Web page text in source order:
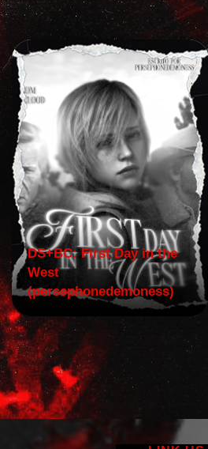
DS+BC: First Day in the
West
(persephonedemoness)